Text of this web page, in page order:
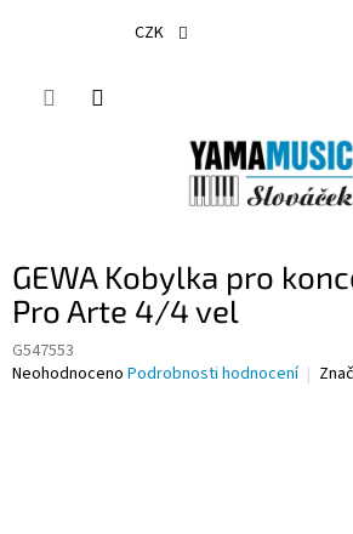
CZK
GEWA Kobylka pro
Pro Arte 4/4 vel
G547553
Průměrné
Neohodnoceno Podrobnosti hodnocení